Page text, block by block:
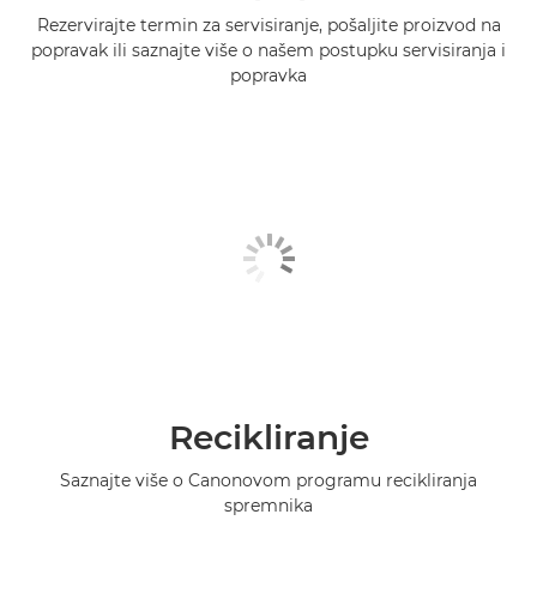
Rezervirajte termin za servisiranje, pošaljite proizvod na
popravak ili saznajte više o našem postupku servisiranja i
popravka
Recikliranje
Saznajte više o Canonovom programu recikliranja
spremnika